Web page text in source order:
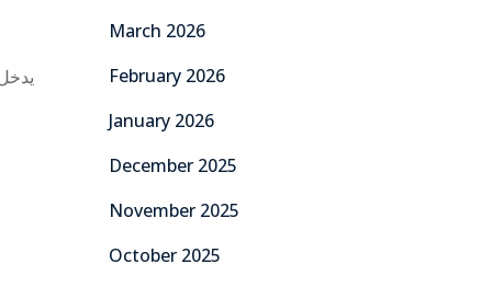
March 2026
February 2026
January 2026
December 2025
November 2025
October 2025